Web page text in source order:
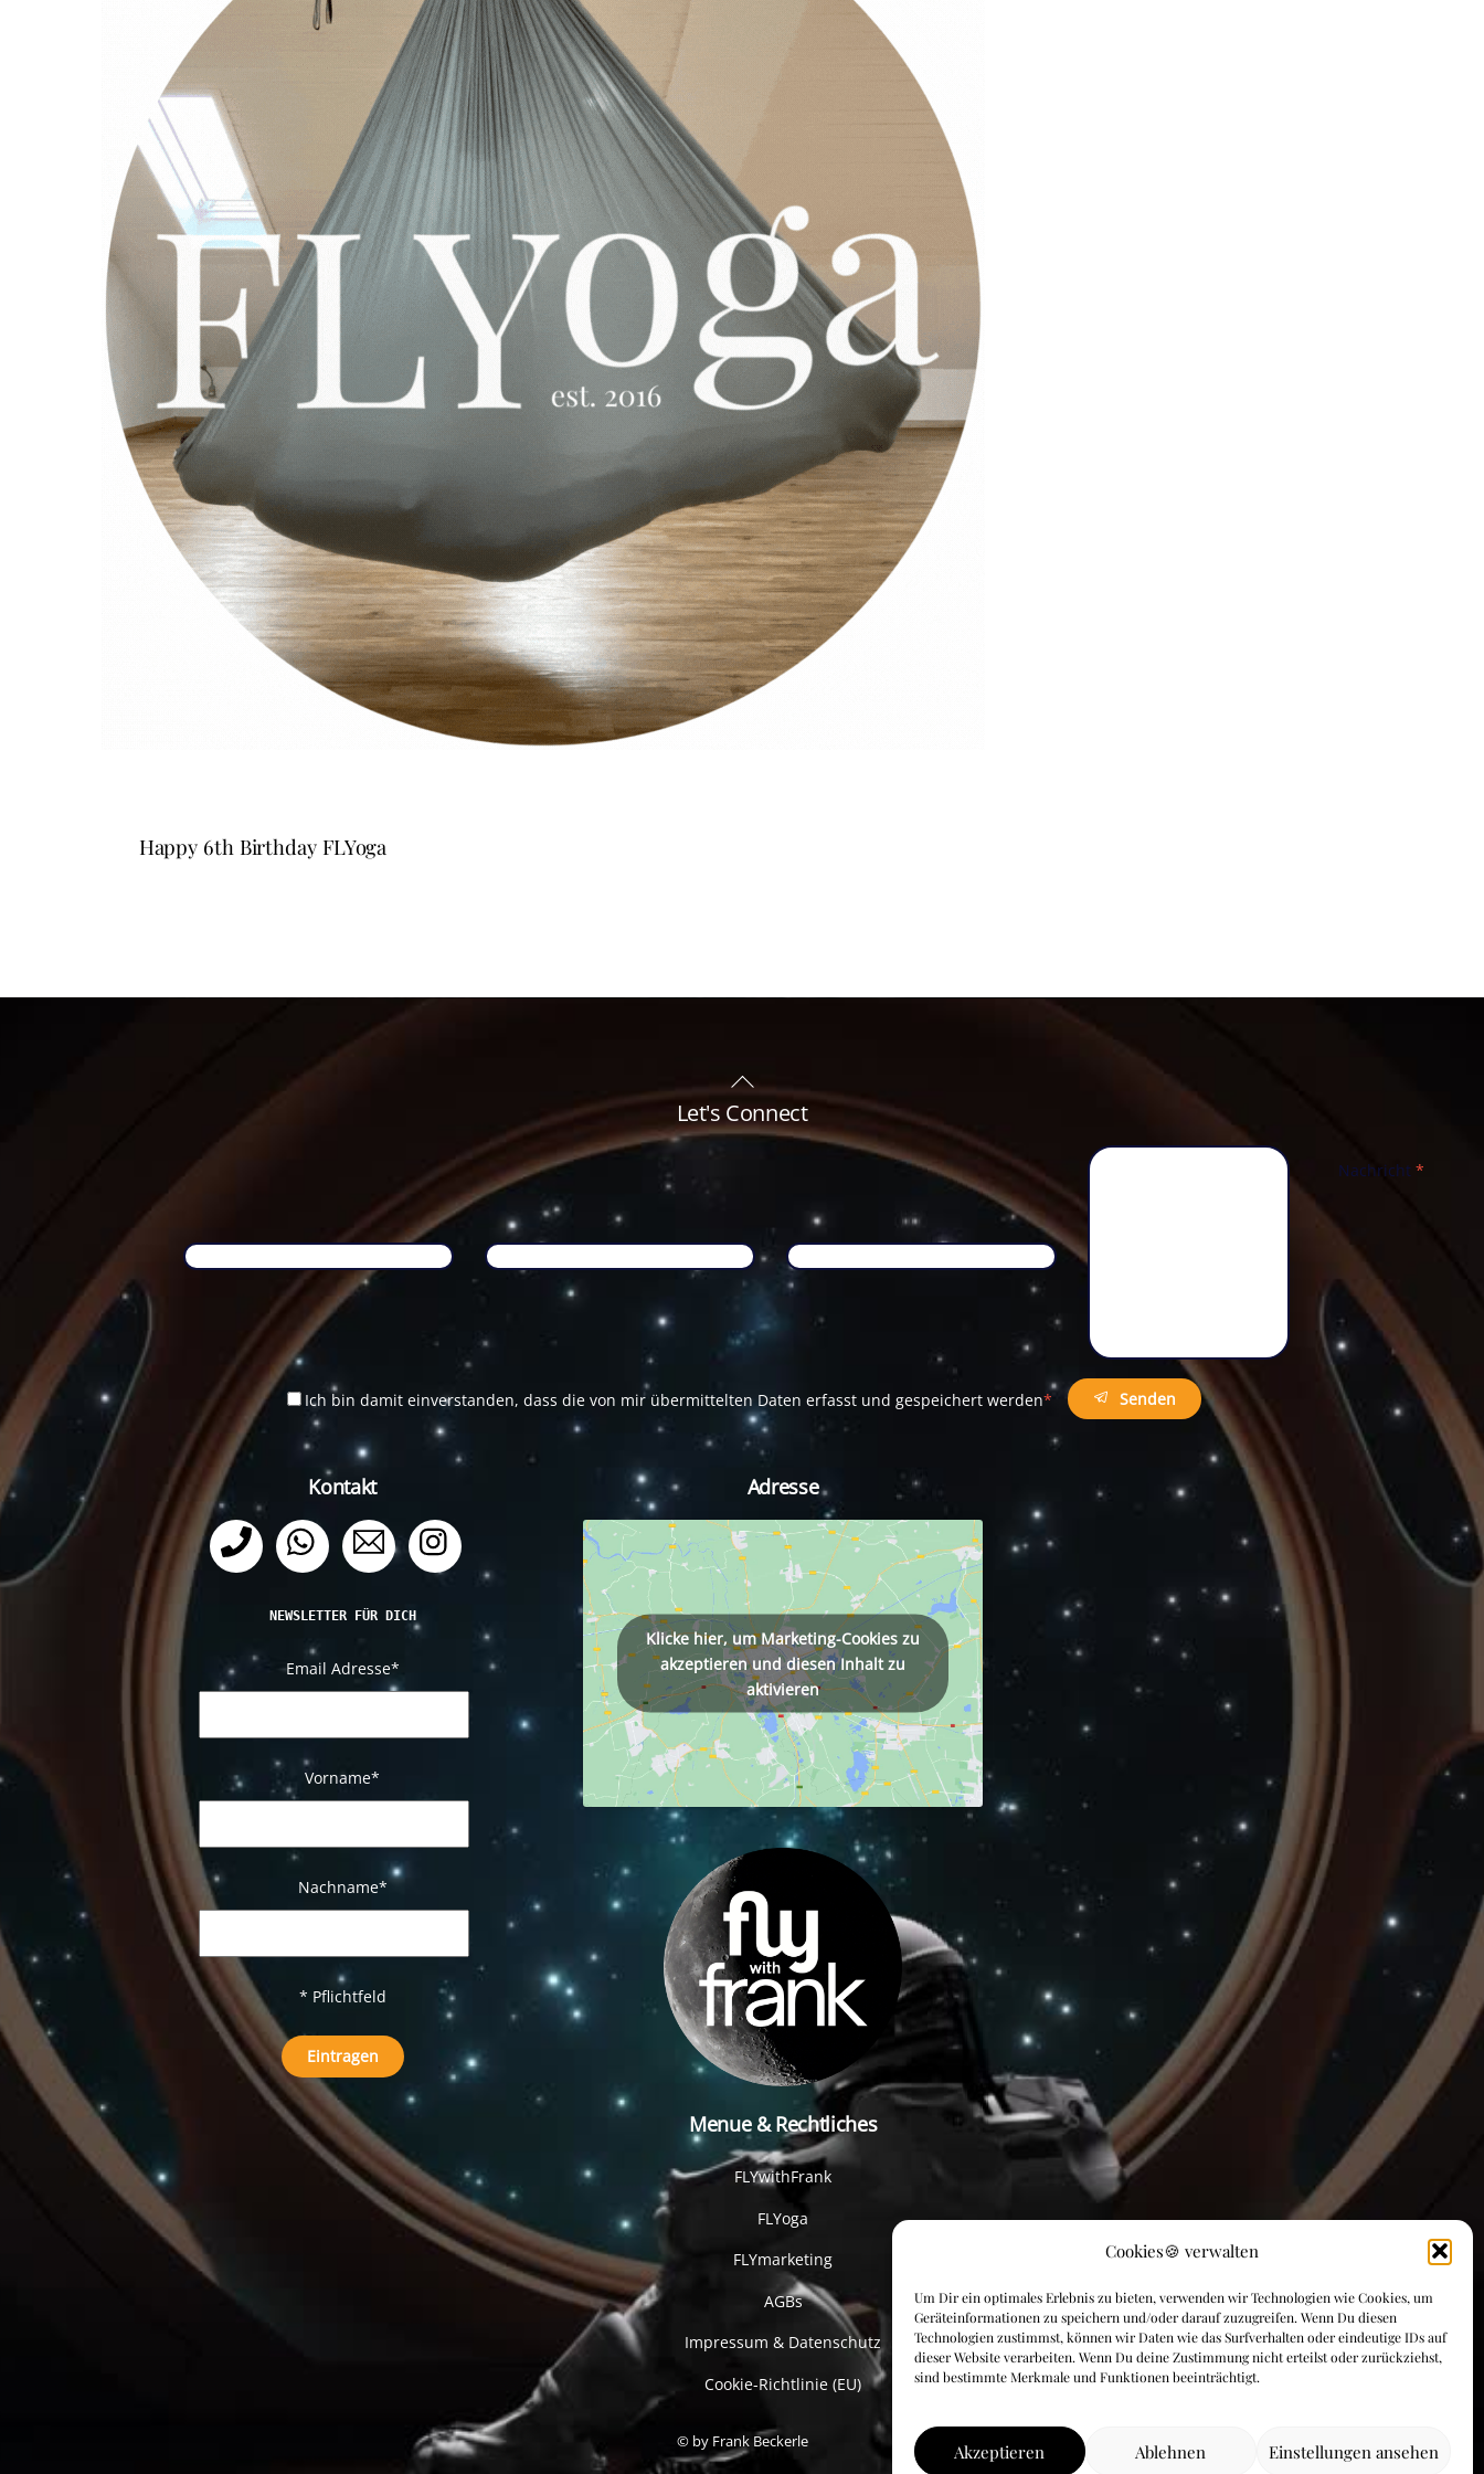
Cookies🍪 verwalten
Um Dir ein optimales Erlebnis zu bieten, verwenden wir Technologien wie Cookies, um
Geräteinformationen zu speichern und/oder darauf zuzugreifen. Wenn Du diesen
Technologien zustimmst, können wir Daten wie das Surfverhalten oder eindeutige IDs auf
dieser Website verarbeiten. Wenn Du deine Zustimmung nicht erteilst oder zurückziehst,
sind bestimmte Merkmale und Funktionen beeinträchtigt.
Akzeptieren Ablehnen Einstellungen ansehen
Happy 6th Birthday FLYoga
Back
To
Top
Let's Connect
Nachricht *
Ich bin damit einverstanden, dass die von mir übermittelten Daten erfasst und gespeichert werden* Senden
Kontakt
Telefon WhatsApp Email
NEWSLETTER FÜR DICH
Email Adresse*
Vorname*
Nachname*
* Pflichtfeld
Adresse
Klicke hier, um Marketing-Cookies zu
akzeptieren und diesen Inhalt zu
aktivieren
Menue & Rechtliches
FLYwithFrank
FLYoga
FLYmarketing
AGBs
Impressum & Datenschutz
Cookie-Richtlinie (EU)
© by Frank Beckerle